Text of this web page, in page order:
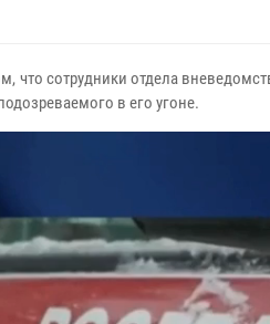
сотрудники отдела
в его угоне.